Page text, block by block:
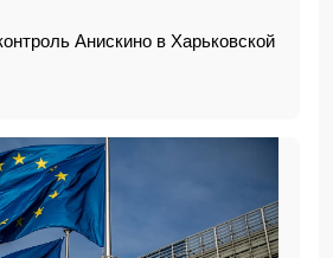
Анискино в Харьковской